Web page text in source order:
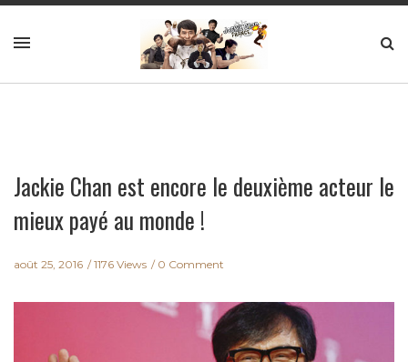
Jackie Chan est encore le deuxième acteur le
mieux payé au monde !
août 25, 2016 1176 Views 0 Comment